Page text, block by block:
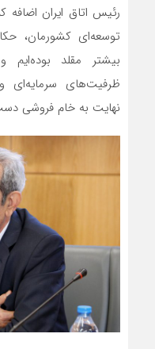
رئیس اتاق ایران اضافه
توسعه‌ای کشورمان،
بیشتر مقلد
ظرفیت‌های سرمایه‌ای
نهایت به خام فروشی